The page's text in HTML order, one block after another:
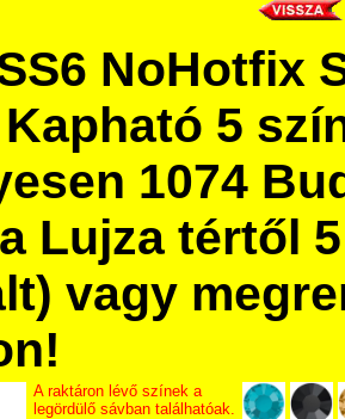
NoHotfix
5
1074
Lujza tértől
vagy
A raktáron lévő színek a
legördülő sávban találhatóak.